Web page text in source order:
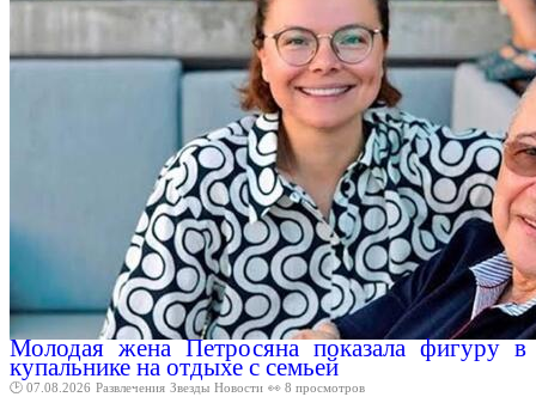
Молодая жена Петросяна показала фигуру в
купальнике на отдыхе с семьей
🕑 07.08.2026 Развлечения Звезды Новости 👀 8 просмотров